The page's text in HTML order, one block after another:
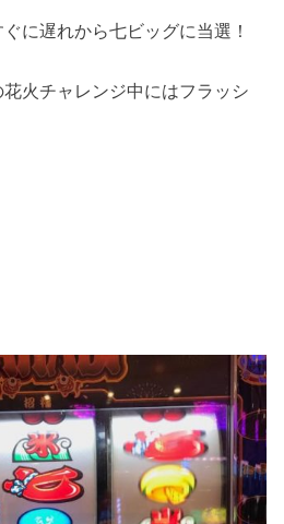
に遅れから七ビッグに当選！
火チャレンジ中にはフラッシ